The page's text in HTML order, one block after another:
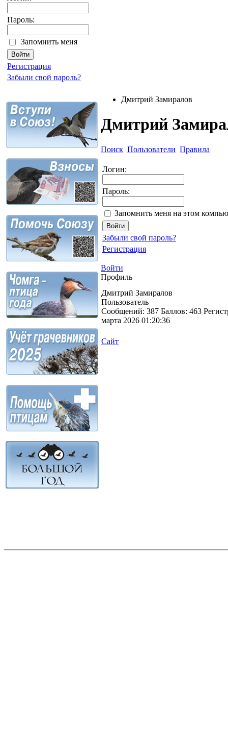
Пароль:
Запомнить меня
Регистрация
Забыли свой пароль?
Дмитрий Замиралов
Дмитрий
Поиск Пользователи Правила
Логин:
Пароль:
Запомнить меня на этом
Забыли свой пароль?
Регистрация
Войти
Профиль
Дмитрий Замиралов
Пользователь
Сообщений: 387 Баллов: 463
марта 2026 01:20:36
Сайт